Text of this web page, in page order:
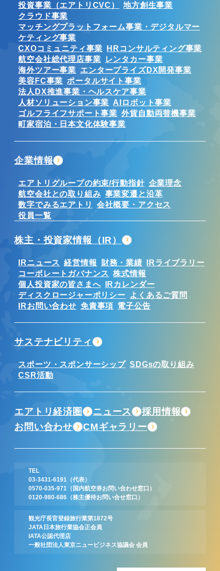
TEL
03-3431-6191
（代表）
0570-035-971
（国内航空券お問い合わせ窓口）
0120-980-686 （株主優待お問い合せ窓口）
観光庁長官登録旅行業第1872号
JATA日本旅行業協会正会員
IATA公認代理店
一般社団法人東京ニュービジネス協議会 会員
投資事業（エアトリCVC）
地方創生事業
クラウド事業
マッチングプラットフォーム事業・デジタルマー
ケティング事業
CXOコミュニティ事業
HRコンサルティング事業
航空会社総代理店事業
レンタカー事業
海外ツアー事業 エンタープライズDX開発事業
美容FC事業 ポータルサイト事業
法人DX推進事業・ヘルスケア事業
人材ソリューション事業 AIロボット事業
ゴルフライフサポート事業 外貨自動両替機事業
町家宿泊・日本文化体験事業
企業情報
エアトリグループの約束/行動指針 企業理念
航空会社との取り組み 事業変遷と沿革
数字でみるエアトリ
会社概要・アクセス
役員一覧
株主・投資家情報（IR）
IRニュース 経営情報 財務・業績 IRライブラリー
コーポレートガバナンス 株式情報
個人投資家の皆さまへ IRカレンダー
ディスクロージャーポリシー
よくあるご質問
IRお問い合わせ 免責事項 電子公告
サステナビリティ
スポーツ・スポンサーシップ SDGsの取り組み
CSR活動
エアトリ経済圏 ニュース
採用情報
お問い合わせ
CMギャラリー